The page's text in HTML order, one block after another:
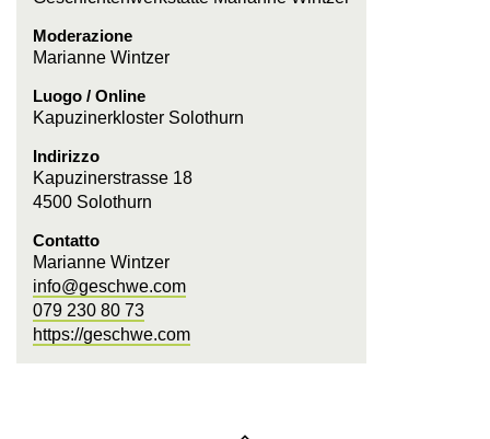
Moderazione
Marianne Wintzer
Luogo / Online
Kapuzinerkloster Solothurn
Indirizzo
Kapuzinerstrasse 18
4500 Solothurn
Contatto
Marianne Wintzer
info@geschwe.com
079 230 80 73
https://geschwe.com